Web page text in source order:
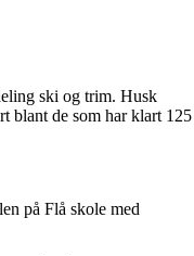
ski og trim. Husk
blant de som har klart 125
på Flå skole med